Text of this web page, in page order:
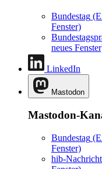
Bundestag
Fenster)
neues
LinkedIn
Mastodon
Mastodon-
Bundestag
Fenster)
hib-